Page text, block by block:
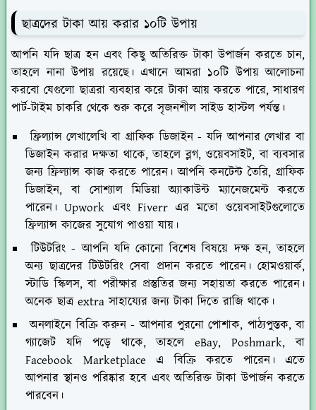
ছাত্রদের টাকা আয় করার ১০টি উপায়
আপনি যদি ছাত্র হন এবং কিছু অতিরিক্ত টাকা উপার্জন করতে চান,
তাহলে নানা উপায় রয়েছে। এখানে আমরা ১০টি উপায় আলোচনা
করবো যেগুলো ছাত্ররা ব্যবহার করে টাকা আয় করতে পারে, সাধারণ
পার্ট-টাইম চাকরি থেকে শুরু করে সৃজনশীল সাইড হাস্টল পর্যন্ত।
ফ্রিল্যান্স লেখালেখি বা গ্রাফিক ডিজাইন- যদি আপনার লেখার বা
ডিজাইন করার দক্ষতা থাকে, তাহলে ব্লগ, ওয়েবসাইট, বা ব্যবসার
জন্য ফ্রিল্যান্স কাজ করতে পারেন। আপনি কনটেন্ট তৈরি, গ্রাফিক
ডিজাইন, বা সোশ্যাল মিডিয়া অ্যাকাউন্ট ম্যানেজমেন্ট করতে
পারেন। Upwork এবং Fiverr এর মতো ওয়েবসাইটগুলোতে
ফ্রিল্যান্স কাজের সুযোগ পাওয়া যায়।
টিউটরিং - আপনি যদি কোনো বিশেষ বিষয়ে দক্ষ হন, তাহলে
অন্য ছাত্রদের টিউটরিং সেবা প্রদান করতে পারেন। হোমওয়ার্ক,
স্টাডি স্কিলস, বা পরীক্ষার প্রস্তুতির জন্য সহায়তা করতে পারেন।
অনেক ছাত্র extra সাহায্যের জন্য টাকা দিতে রাজি থাকে।
অনলাইনে বিক্রি করুন - আপনার পুরনো পোশাক, পাঠ্যপুস্তক, বা
গ্যাজেট যদি পড়ে থাকে, তাহলে eBay, Poshmark, বা
Facebook Marketplace এ বিক্রি করতে পারেন। এতে
আপনার স্থানও পরিষ্কার হবে এবং অতিরিক্ত টাকা উপার্জন করতে
পারবেন।